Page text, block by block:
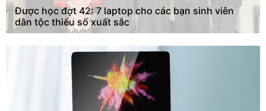
Được học đợt 42: 7 laptop cho các bạn sinh viên
dân tộc thiểu số xuất sắc